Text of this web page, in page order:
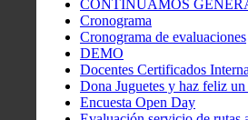
CONTINUAMOS
Cronograma
Cronograma de evaluaciones
DEMO
Docentes Certificados
Dona Juguetes y haz feliz
Encuesta Open Day